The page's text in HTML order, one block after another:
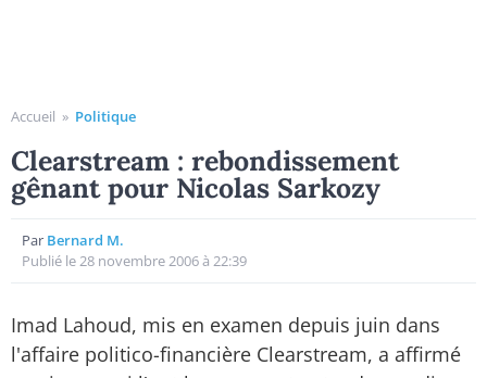
Accueil » Politique
Clearstream : rebondissement
gênant pour Nicolas Sarkozy
Par Bernard M.
Publié le 28 novembre 2006 à 22:39
Imad Lahoud, mis en examen depuis juin dans
l'affaire politico-financière Clearstream, a affirmé